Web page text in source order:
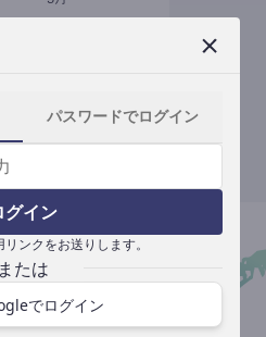
パスワードでログイン
グイン
ンクをお送りします。
でログイン
い取りで
提供の売り上げをプラスできま
メージ